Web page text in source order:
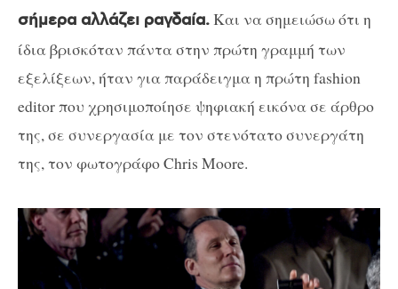
σήμερα αλλάζει ραγδαία.Και να σημειώσω ότι η
ίδια βρισκόταν πάντα στην πρώτη γραμμή των
εξελίξεων, ήταν για παράδειγμα η πρώτη fashion
editorπου χρησιμοποίησε ψηφιακή εικόνα σε άρθρο
της, σε συνεργασία με τον στενότατο συνεργάτη
της, τον φωτογράφοChris Moore.